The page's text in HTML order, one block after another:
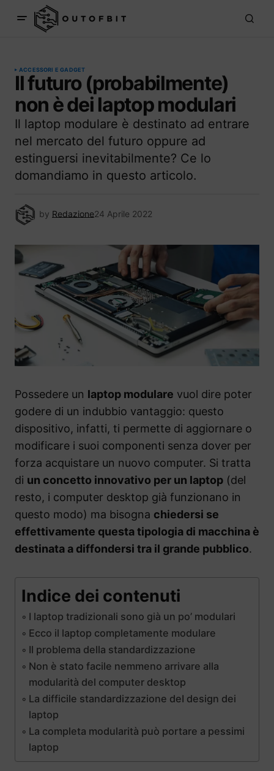
ACCESSORI E GADGET
Il futuro (probabilmente)
non è dei laptop modulari
Il laptop modulare è destinato ad entrare
nel mercato del futuro oppure ad
estinguersi inevitabilmente? Ce lo
domandiamo in questo articolo.
by Redazione24 Aprile 2022
Possedere un laptop modulare vuol dire poter
godere di un indubbio vantaggio: questo
dispositivo, infatti, ti permette di aggiornare o
modificare i suoi componenti senza dover per
forza acquistare un nuovo computer. Si tratta
di un concetto innovativo per un laptop (del
resto, i computer desktop già funzionano in
questo modo) ma bisogna chiedersi se
effettivamente questa tipologia di macchina è
destinata a diffondersi tra il grande pubblico.
Indice dei contenuti
I laptop tradizionali sono già un po’ modulari
Ecco il laptop completamente modulare
Il problema della standardizzazione
Non è stato facile nemmeno arrivare alla
modularità del computer desktop
La difficile standardizzazione deI design dei
laptop
La completa modularità può portare a pessimi
laptop